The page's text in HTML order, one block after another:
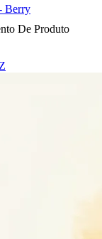
Berry
De Produto
Z